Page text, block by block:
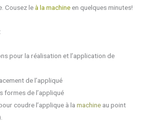
Cousez leà la machine en quelques minutes!
pour la réalisation et l’application de
de l’appliqué
formes de l’appliqué
coudre l’applique à lamachine au point